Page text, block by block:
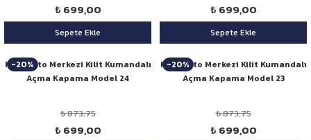
₺ 699,00
Sepete Ekle
₺ 699,00
Sepete Ekle
-20%
Niken Oto Merkezi Kilit Kumandalı
Açma Kapama Model 24
₺ 873,75
₺ 699,00
-20%
Niken Oto Merkezi Kilit Kumandalı
Açma Kapama Model 23
₺ 873,75
₺ 699,00